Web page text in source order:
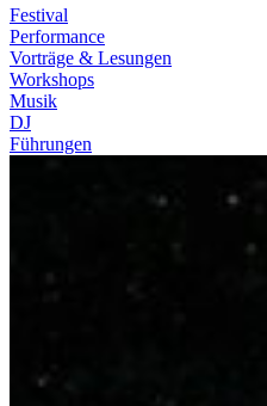
Festival
Performance
Vorträge & Lesungen
Workshops
Musik
DJ
Führungen